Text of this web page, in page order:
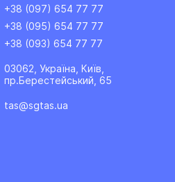
+38 (097) 654 77 77
+38 (095) 654 77 77
+38 (093) 654 77 77
03062, Україна, Київ,
пр.Берестейський, 65
tas@sgtas.ua